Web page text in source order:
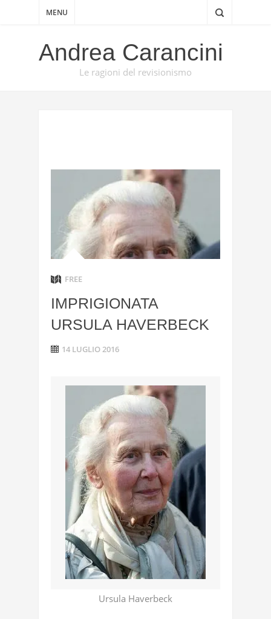
MENU
Andrea Carancini
Le ragioni del revisionismo
FREE
IMPRIGIONATA
URSULA HAVERBECK
14 LUGLIO 2016
Ursula Haverbeck